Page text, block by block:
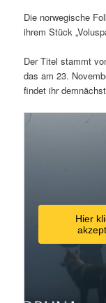
Die norwegische
ihrem Stück
Der Titel stammt
das am 23.
findet ihr
Hier